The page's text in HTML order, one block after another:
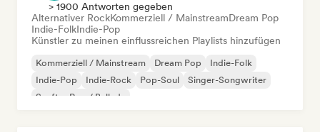
> 1900 Antworten gegeben
Alternativer RockKommerziell / MainstreamDream Pop
Indie-FolkIndie-Pop
Künstler zu meinen einflussreichen Playlists hinzufügen
Kommerziell / Mainstream Dream Pop
Indie-Folk
Indie-Pop
Indie-Rock Pop-Soul
Singer-Songwriter
Sanfter Pop / Ballade